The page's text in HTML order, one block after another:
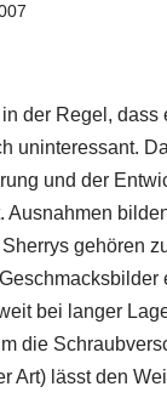
der Regel,
uninteressant.
und der
Ausnahmen
gehören
bei langer
die
Art) lässt den